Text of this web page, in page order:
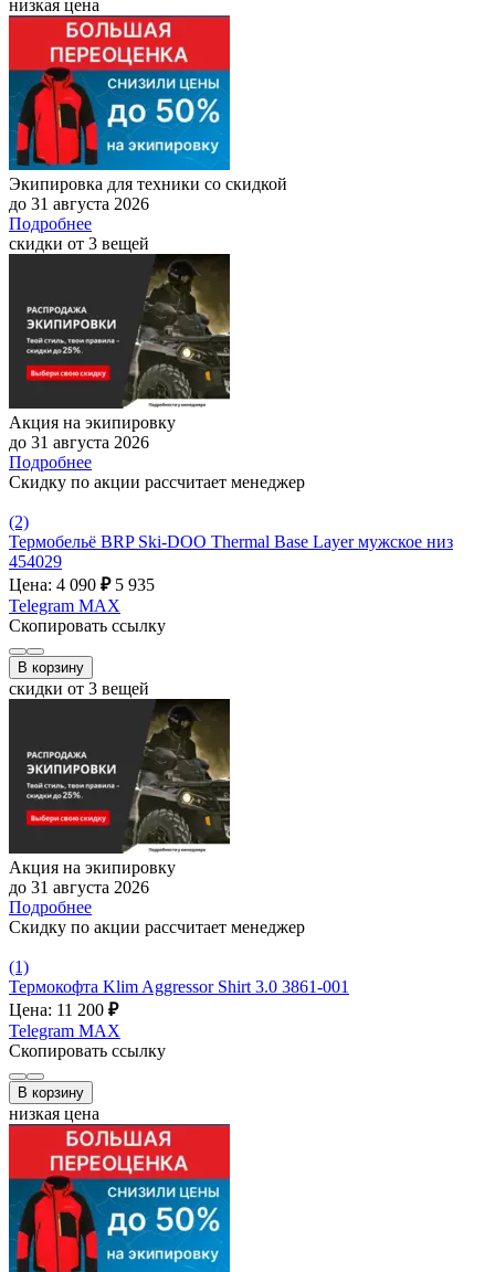
низкая цена
Экипировка для техники со скидкой
до 31 августа 2026
Подробнее
скидки от 3 вещей
Акция на экипировку
до 31 августа 2026
Подробнее
Скидку по акции рассчитает менеджер
(2)
Термобельё BRP Ski-DOO Thermal Base Layer мужское низ
454029
Цена: 4 090 ₽ 5 935
Telegram MAX
Скопировать ссылку
В корзину
скидки от 3 вещей
Акция на экипировку
до 31 августа 2026
Подробнее
Скидку по акции рассчитает менеджер
(1)
Термокофта Klim Aggressor Shirt 3.0 3861-001
Цена: 11 200 ₽
Telegram MAX
Скопировать ссылку
В корзину
низкая цена